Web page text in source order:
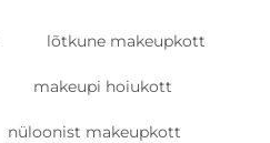
lõtkune makeupkott
makeupi hoiukott
nüloonist makeupkott